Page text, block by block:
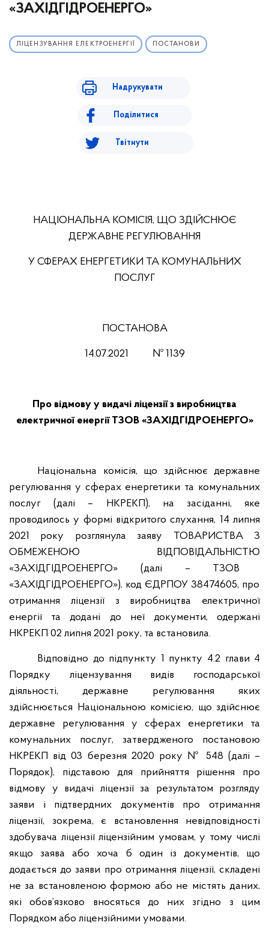
«ЗАХІДГІДРОЕНЕРГО»
ЛІЦЕНЗУВАННЯ ЕЛЕКТРОЕНЕРГІЇ ПОСТАНОВИ
Надрукувати
Поділитися
Твітнути
НАЦІОНАЛЬНА КОМІСІЯ, ЩО ЗДІЙСНЮЄ
ДЕРЖАВНЕ РЕГУЛЮВАННЯ
У СФЕРАХ ЕНЕРГЕТИКИ ТА КОМУНАЛЬНИХ
ПОСЛУГ
ПОСТАНОВА
14.07.2021 № 1139
Про відмову у видачі ліцензії з виробництва
електричної енергії ТЗОВ «ЗАХІДГІДРОЕНЕРГО»
Національна комісія, що здійснює державне
регулювання у сферах енергетики та комунальних
послуг(далі – НКРЕКП), на засіданні,яке
проводилось у формі відкритого слухання, 14липня
2021 року розглянула заяву ТОВАРИСТВА З
ОБМЕЖЕНОЮ ВІДПОВІДАЛЬНІСТЮ
«ЗАХІДГІДРОЕНЕРГО» (далі – ТЗОВ
«ЗАХІДГІДРОЕНЕРГО»), код ЄДРПОУ 38474605, про
отримання ліцензії з виробництва електричної
енергії та додані до неї документи,одержані
НКРЕКП 02 липня 2021 року, та встановила.
Відповідно до підпункту 1 пункту 4.2 глави 4
Порядку ліцензування видів господарської
діяльності, державне регулювання яких
здійснюється Національною комісією, що здійснює
державне регулювання у сферах енергетики та
комунальних послуг, затвердженого постановою
НКРЕКП від03 березня 2020 року № 548 (далі –
Порядок), підставою для прийняття рішення про
відмову у видачі ліцензії за результатом розгляду
заяви і підтвердних документів про отримання
ліцензії, зокрема, є встановлення невідповідності
здобувача ліцензії ліцензійним умовам, у тому числі
якщо заява або хоча б один із документів, що
додається до заяви про отримання ліцензії,складені
не за встановленою формою або не містять даних,
які обов’язково вносяться до них згідно з цим
Порядком або ліцензійними умовами.